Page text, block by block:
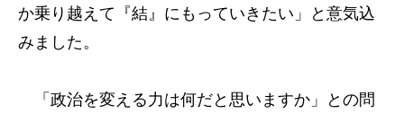
か乗り越えて『結』にもっていきたい」と意気込
みました。
「政治を変える力は何だと思いますか」との問